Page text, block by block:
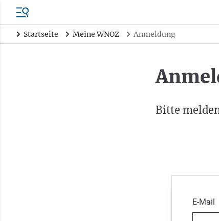
Startseite Meine WNOZ Anmeldung
Bitte
E-Mail